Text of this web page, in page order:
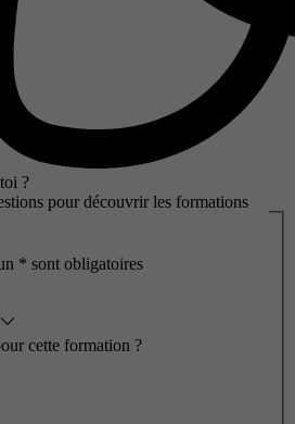
?
pour découvrir les formations
* sont obligatoires
cette formation ?